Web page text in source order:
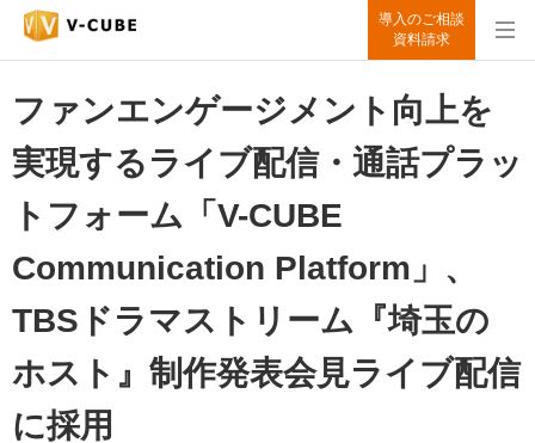
導入のご相談
資料請求
ファンエンゲージメント向上を
実現するライブ配信・通話プラッ
トフォーム「V-CUBE
Communication Platform」、
TBSドラマストリーム『埼玉の
ホスト』制作発表会見ライブ配信
に採用